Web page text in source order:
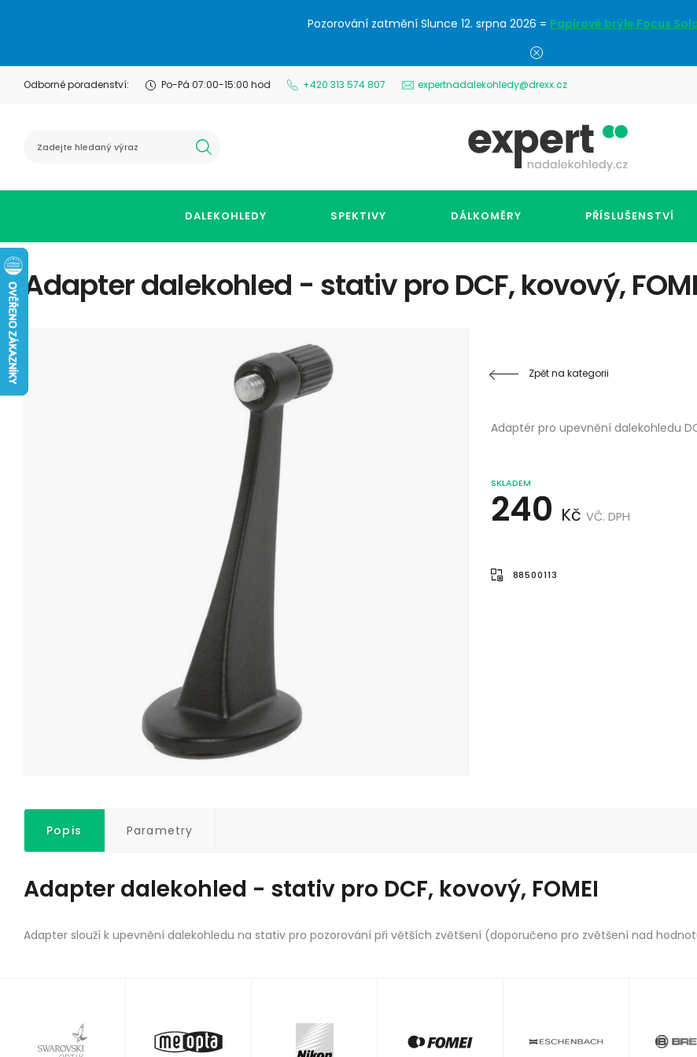
Pozorování zatmění Slunce 12. srpna 2026 = Papírové brýle Focus
Odborné poradenství: Po-Pá 07:00-15:00 hod +420 313 574 807 expertnadalekohledy@drexx.cz
DALEKOHLEDY SPEKTIVY DÁLKOMĚRY PŘÍSLUŠENSTVÍ
Adapter dalekohled - stativ pro DCF, kovový,
Zpět na kategorii
Adaptér pro upevnění dalekohledu
SKLADEM
240 Kč VČ. DPH
88500113
Popis Parametry
Adapter dalekohled - stativ pro DCF, kovový, FOMEI
Adapter slouží k upevnění dalekohledu na stativ pro pozorování při větších zvětšení (doporučeno pro zvětšení nad